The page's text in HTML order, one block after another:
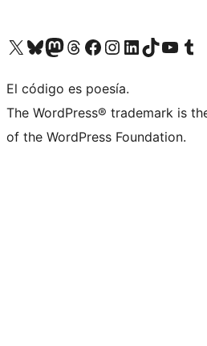
Visitá nuestra cuenta de X (anteriormente Twitter)
Visitá nuestra cuenta de Bluesky
Visitá nuestra cuenta de Mastodon
Visitá nuestra cuenta de Threads
Visitá nuestra página de Facebook
Visitá nuestra cuenta de Instagram
Visitá nuestra cuenta de LinkedIn
Visitá nuestra cuenta de TikTok
Visitá nuestro canal
Visitá
El código es poesía.
The WordPress® trademark is
of the WordPress Foundation.